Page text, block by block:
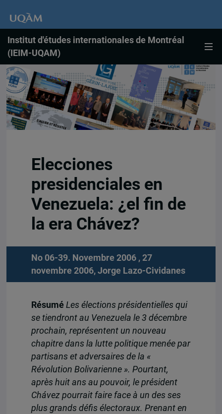
Institut d'études internationales de Montréal
(IEIM-UQAM)
Elecciones
presidenciales en
Venezuela: ¿el fin de
la era Chávez?
No 06-39. Novembre 2006 , 27
novembre 2006, Jorge Lazo-Cividanes
Résumé Les élections présidentielles qui
se tiendront au Venezuela le 3 décembre
prochain, représentent un nouveau
chapitre dans la lutte politique menée par
partisans et adversaires de la «
Révolution Bolivarienne ». Pourtant,
après huit ans au pouvoir, le président
Chávez pourrait faire face à un des ses
plus grands défis électoraux. Prenant en